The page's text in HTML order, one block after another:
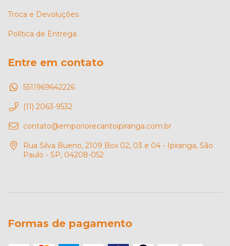
Troca e Devoluções
Política de Entrega
Entre em contato
5511969642226
(11) 2063-9532
contato@emporiorecantoipiranga.com.br
Rua Silva Bueno, 2109 Box 02, 03 e 04 - Ipiranga, São
Paulo - SP, 04208-052
Formas de pagamento